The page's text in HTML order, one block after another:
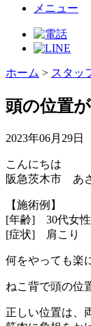
メニュー
ホーム > スタッ
頭の位置
2023年06月29日
こんにちは
阪急茨木市 あ
【施術例】
[年齢] 30代女性
[症状] 肩こり
何をやっても楽
ねこ背で頭の位
正しい位置は、